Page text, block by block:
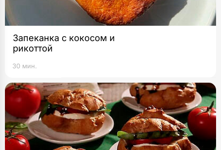
Запеканка с кокосом и
рикоттой
30 мин.